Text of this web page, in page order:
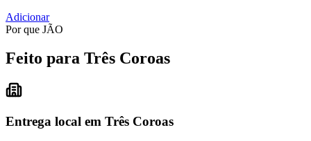
Adicionar
Por que JÃO
Feito para Três Coroas
Entrega local em Três Coroas